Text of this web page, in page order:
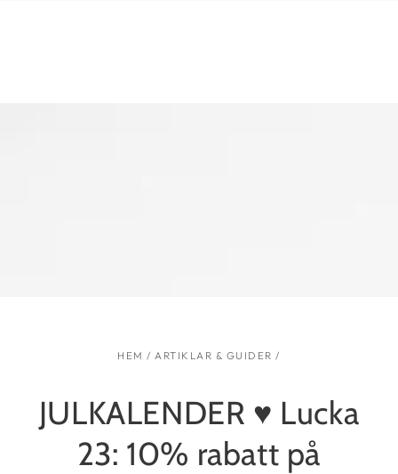
HEM / ARTIKLAR & GUIDER /
JULKALENDER ♥ Lucka
23: 10% rabatt på